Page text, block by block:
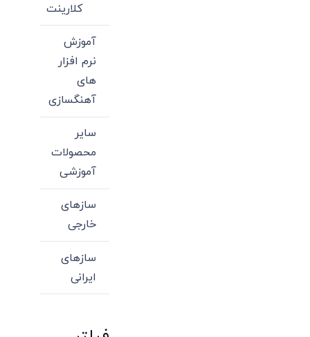
کلارینت
آموزش
نرم افزار
های
آهنگسازی
سایر
محصولات
آموزشی
سازهای
خارجی
سازهای
ایرانی